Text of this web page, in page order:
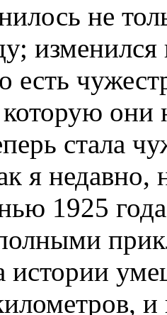
не
есть
они
стала
я
1925
истории